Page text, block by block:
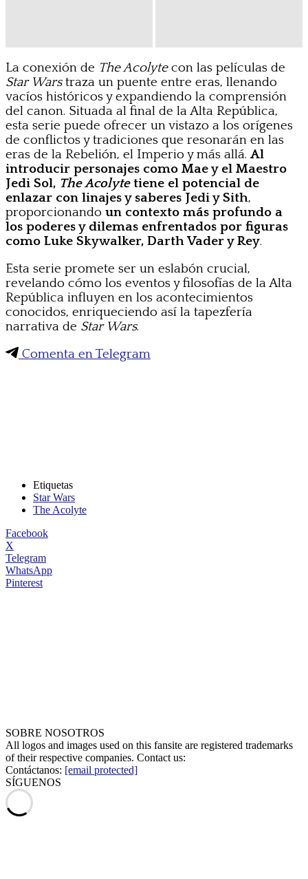
La conexión de The Acolytecon las películas de
Star Warstraza un puente entre eras, llenando
vacíos históricos y expandiendo la comprensión
del canon. Situada al final de la Alta República,
esta serie puede ofrecer un vistazo a los orígenes
de conflictos y tradiciones que resonarán en las
eras de la Rebelión, el Imperio y más allá. Al
introducir personajes como Mae y el Maestro
Jedi Sol, The Acolytetiene el potencial de
enlazar con linajes y saberes Jedi y Sith,
proporcionando un contexto más profundo a
los poderes y dilemas enfrentados por figuras
como Luke Skywalker, Darth Vader y Rey.
Esta serie promete ser un eslabón crucial,
revelando cómo los eventos y filosofías de la Alta
República influyen en los acontecimientos
conocidos, enriqueciendo así la tapezfería
narrativa de Star Wars.
Comenta en Telegram
Etiquetas
Star Wars
The Acolyte
Facebook
X
Telegram
WhatsApp
Pinterest
SOBRE NOSOTROS
All logos and images used on this fansite are registered trademarks
of their respective companies. Contact us:
Contáctanos: [email protected]
SÍGUENOS